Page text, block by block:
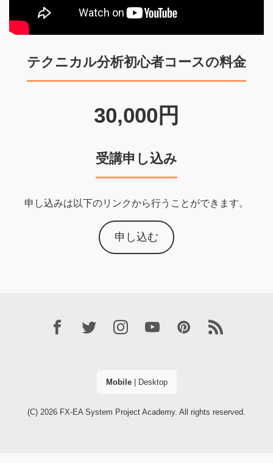
テクニカル分析初心者コースの料金
30,000円
受講申し込み
申し込みは以下のリンクから行うことができます。
申し込む
Mobile| Desktop
(C) 2026 FX-EA System Project Academy. All rights reserved.